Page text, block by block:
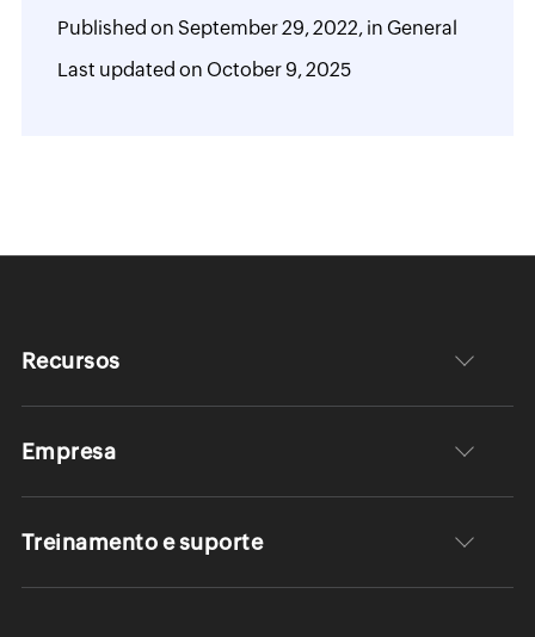
Published on September 29, 2022,in General
Last updated on October 9, 2025
Recursos
Empresa
Treinamento e suporte